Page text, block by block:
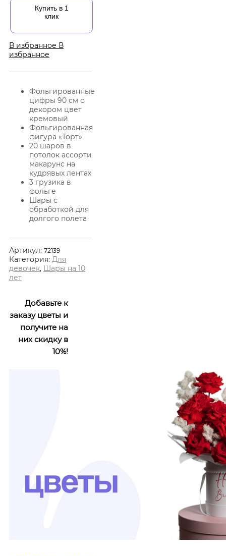
Купить в 1
клик
В избранное В
избранное
Фольгированные
цифры 90 см с
декором цвет
кремовый
Фольгированная
фигура «Торт»
20 шаров в
потолок ассорти
макарунс на
кудрявых лентах
3 грузика в
фольге
Шары с
обработкой для
долгого полета
Артикул: 72139
Категория: Для
девочек, Шары на 10
лет
Добавьте к
заказу цветы и
получите на
них скидку в
10%!